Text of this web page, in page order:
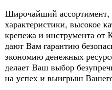
Широчайший ассортимент,
характеристики, высокое
крепежа и инструмента
дают Вам гарантию
экономию денежных
делает Ваш выбор
на успех и выигрыш